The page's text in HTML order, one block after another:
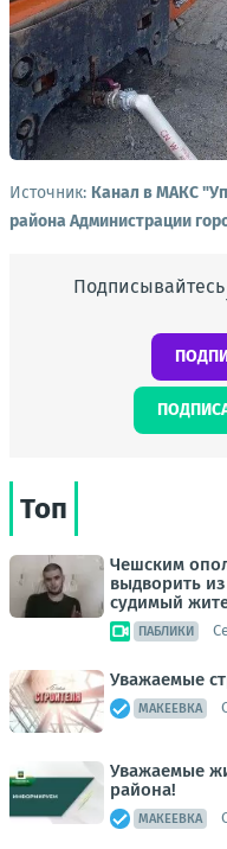
Источник: Канал в МАКС
района Администрации
Топ
Чешским
выдворить
судимый
ПАБЛИКИ
Уважаемые
МАКЕЕВКА
Уважаемые
района!
МАКЕЕВКА